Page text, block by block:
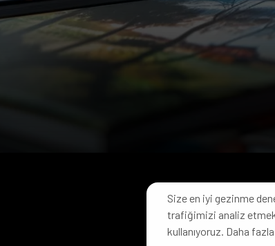
©
Size en iyi gezinme
trafiğimizi analiz
kullanıyoruz. Daha